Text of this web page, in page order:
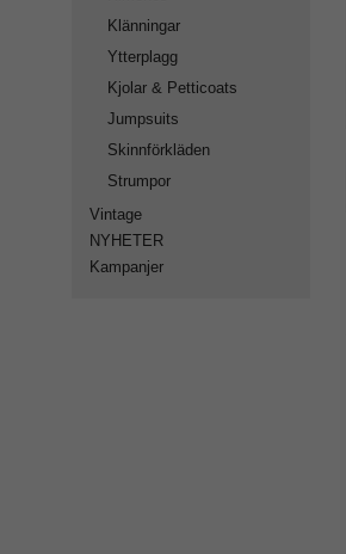
Klänningar
Ytterplagg
Kjolar & Petticoats
Jumpsuits
Skinnförkläden
Strumpor
Vintage
NYHETER
Kampanjer